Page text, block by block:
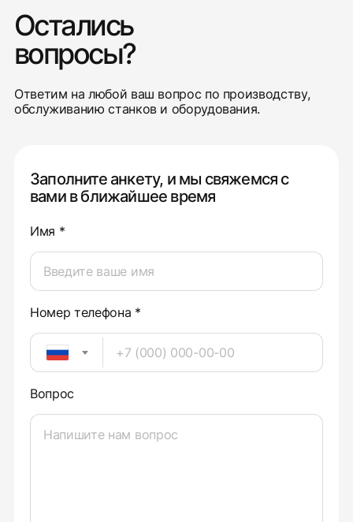
Остались
вопросы?
Ответим на любой ваш вопрос по производству,
обслуживанию станков и оборудования.
Заполните анкету, и мы свяжемся с
вами в ближайшее время
Имя *
Номер телефона *
Вопрос